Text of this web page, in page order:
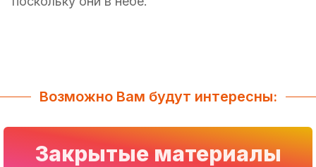
Возможно Вам будут интересны:
Закрытые материалы